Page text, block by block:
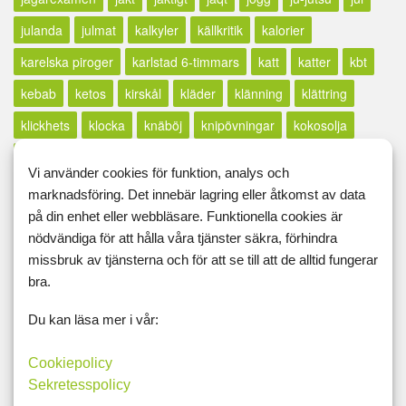
julanda
julmat kalkyler källkritik
kalorier
karelska piroger
karlstad 6-timmars katt katter
kbt
kebab
ketos kirskål kläder klänning
klättring
klickhets
klocka knäböj knipövningar
kokosolja
konditionsträning
konsert konst
konstutställning
körkort
korv kost kostplanering
kostschema
kosttillskott
kostvanor kött kreatin
kreativitet
kroppsfett
kroppsviktspass
kryddor
lax
lcd LCHF
Vi använder cookies för funktion, analys och
marknadsföring. Det innebär lagring eller åtkomst av data
på din enhet eller webbläsare. Funktionella cookies är
nödvändiga för att hålla våra tjänster säkra, förhindra
missbruk av tjänsterna och för att se till att de alltid fungerar
bra.
Du kan läsa mer i vår:
Cookiepolicy
Sekretesspolicy